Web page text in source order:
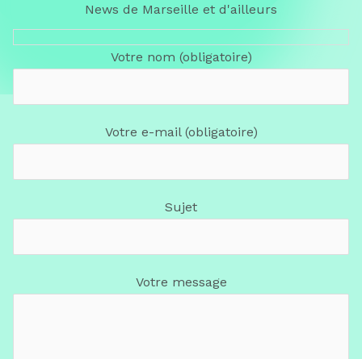
News de Marseille et d'ailleurs
Votre nom (obligatoire)
Votre e-mail (obligatoire)
Sujet
Votre message